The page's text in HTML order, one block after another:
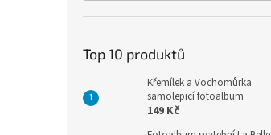
Top 10 produktů
Křemílek a Vochomůrka
samolepicí fotoalbum
149 Kč